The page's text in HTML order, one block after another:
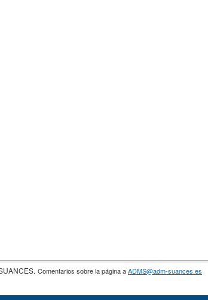
Comentarios sobre la página aADMS@adm-suances.es